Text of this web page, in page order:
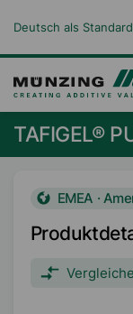
Deutsch als
TAFIGEL®
EMEA ·